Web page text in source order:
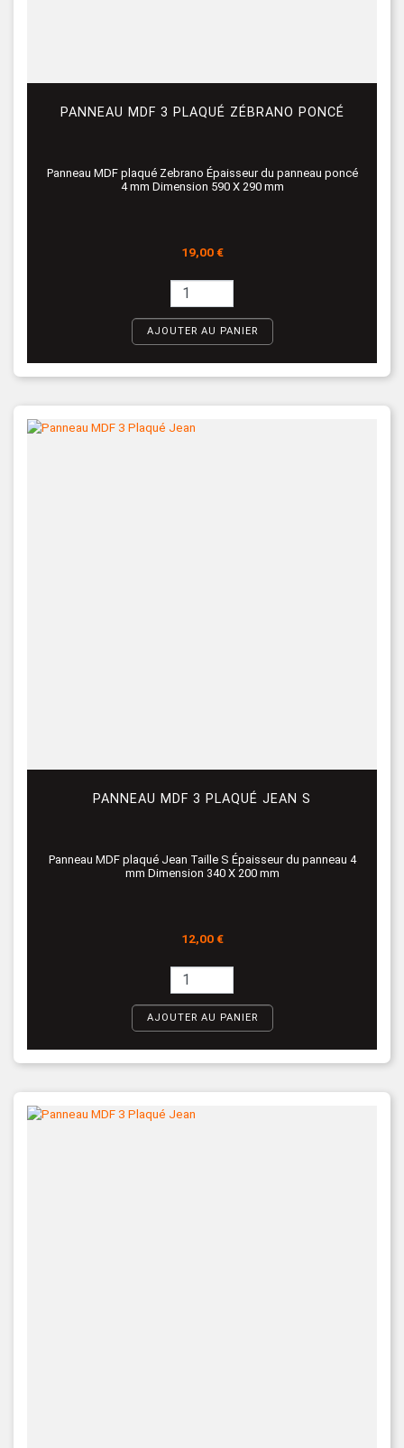
PANNEAU MDF 3 PLAQUÉ ZÉBRANO PONCÉ
Panneau MDF plaqué Zebrano Épaisseur du panneau poncé
4 mm Dimension 590 X 290 mm
Prix
19,00 €
AJOUTER AU PANIER
PANNEAU MDF 3 PLAQUÉ JEAN S
Panneau MDF plaqué Jean Taille S Épaisseur du panneau 4
mm Dimension 340 X 200 mm
Prix
12,00 €
AJOUTER AU PANIER